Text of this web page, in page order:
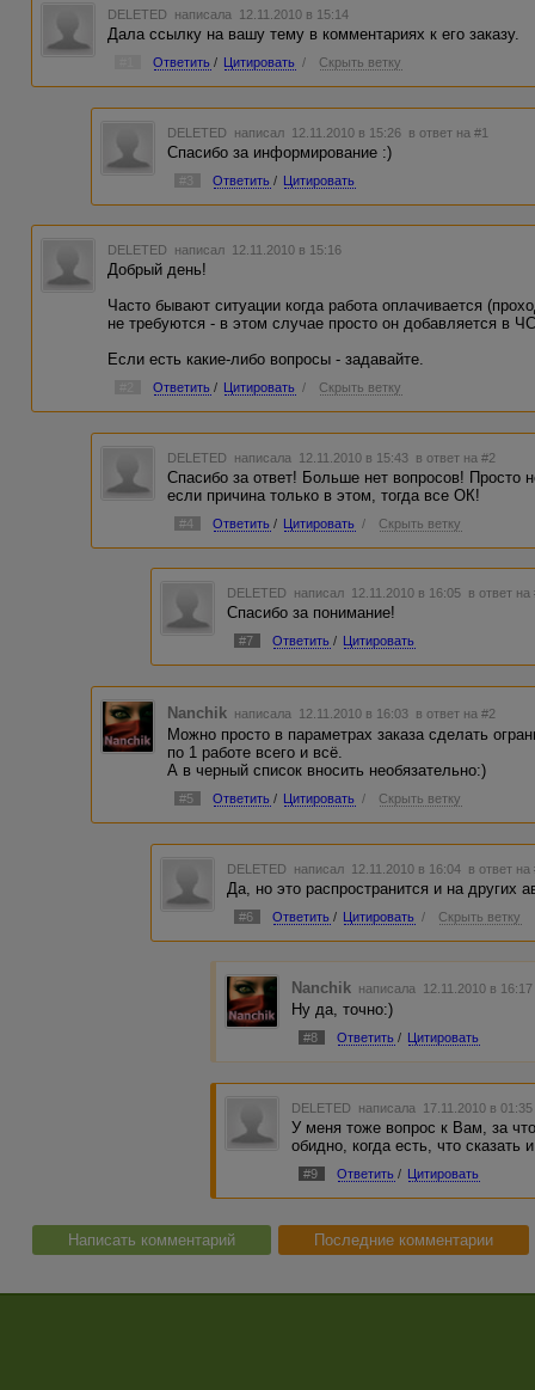
DELETED написала 12.11.2010 в 15:14
Дала ссылку на вашу тему в комментариях к его заказу.
Ответить / Цитировать / Скрыть ветку
DELETED написал 12.11.2010 в 15:26 в ответ на #1
Спасибо за информирование :)
#3 Ответить / Цитировать
DELETED написал 12.11.2010 в 15:16
Добрый день!
Часто бывают ситуации когда работа оплачивается
не требуются - в этом случае просто он добавляется в
Если есть какие-либо вопросы - задавайте.
Ответить / Цитировать / Скрыть ветку
DELETED написала 12.11.2010 в 15:43 в ответ на #2
Спасибо за ответ! Больше нет вопросов! Просто
если причина только в этом, тогда все ОК!
#4 Ответить / Цитировать / Скрыть ветку
DELETED написал 12.11.2010 в 16:05 в ответ на
Спасибо за понимание!
#7 Ответить / Цитировать
Nanchik написала 12.11.2010 в 16:03 в ответ на #2
Можно просто в параметрах заказа сделать
по 1 работе всего и всё.
А в черный список вносить необязательно:)
#5 Ответить / Цитировать / Скрыть ветку
DELETED написал 12.11.2010 в 16:04 в ответ на
Да, но это распространится и на других
#6 Ответить / Цитировать / Скрыть ветку
Nanchik написала 12.11.2010 в
Ну да, точно:)
#8 Ответить / Цитировать
DELETED написала 17.11.2010 в
У меня тоже вопрос к Вам, за
обидно, когда есть, что сказать
#9 Ответить / Цитировать
Написать комментарий Последние комментарии